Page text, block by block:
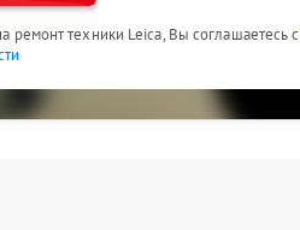
ремонт техники Leica, Вы соглашаетесь с